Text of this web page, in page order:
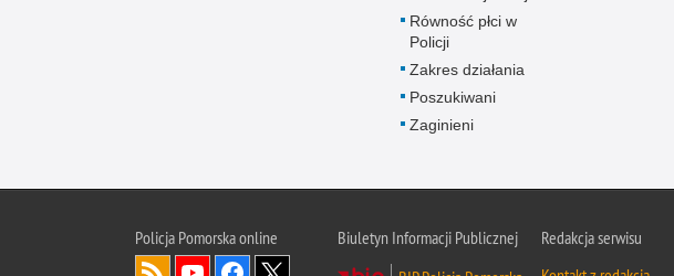
Równość płci w
Policji
Zakres działania
Poszukiwani
Zaginieni
Policja Pomorska online
Biuletyn Informacji Publicznej
Redakcja serwisu